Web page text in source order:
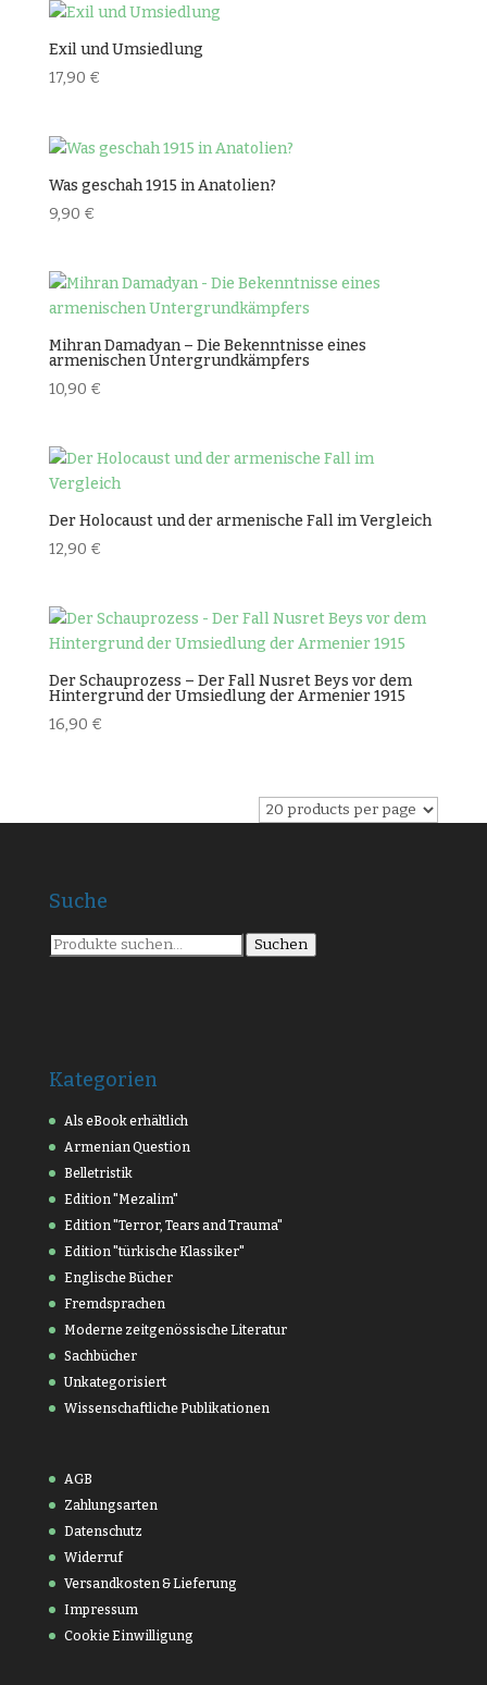
Exil und Umsiedlung
17,90 €
Was geschah 1915 in Anatolien?
9,90 €
Mihran Damadyan – Die Bekenntnisse eines
armenischen Untergrundkämpfers
10,90 €
Der Holocaust und der armenische Fall im Vergleich
12,90 €
Der Schauprozess – Der Fall Nusret Beys vor dem
Hintergrund der Umsiedlung der Armenier 1915
16,90 €
Suche
Suche
nach:
Suchen
Kategorien
Als eBook erhältlich
Armenian Question
Belletristik
Edition "Mezalim"
Edition "Terror, Tears and Trauma"
Edition "türkische Klassiker"
Englische Bücher
Fremdsprachen
Moderne zeitgenössische Literatur
Sachbücher
Unkategorisiert
Wissenschaftliche Publikationen
AGB
Zahlungsarten
Datenschutz
Widerruf
Versandkosten & Lieferung
Impressum
Cookie Einwilligung